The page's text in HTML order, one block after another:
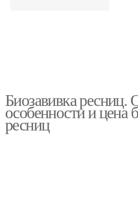
Биозавивка ресниц.
особенности и цена
ресниц